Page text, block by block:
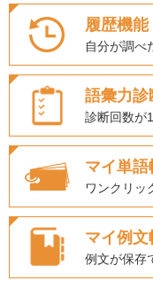
履歴機能
自分が調べ
語彙力診
診断回数が
マイ単語
ワンクリッ
マイ例文
例文が保存